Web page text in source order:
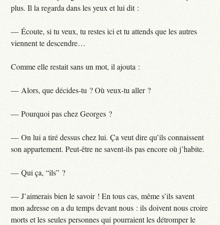
plus. Il la regarda dans les yeux et lui dit :
— Écoute, si tu veux, tu restes ici et tu attends que les autres
viennent te descendre…
Comme elle restait sans un mot, il ajouta :
— Alors, que décides-tu ? Où veux-tu aller ?
— Pourquoi pas chez Georges ?
— On lui a tiré dessus chez lui. Ça veut dire qu’ils connaissent
son appartement. Peut-être ne savent-ils pas encore où j’habite.
— Qui ça, “ils” ?
— J’aimerais bien le savoir ! En tous cas, même s’ils savent
mon adresse on a du temps devant nous : ils doivent nous croire
morts et les seules personnes qui pourraient les détromper le